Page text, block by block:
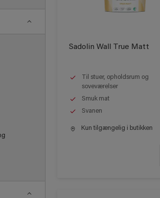
Sadolin Wall True Matt
Til stuer, opholdsrum og
soveværelser
Smuk mat
Svanen
Kun tilgængelig i butikken